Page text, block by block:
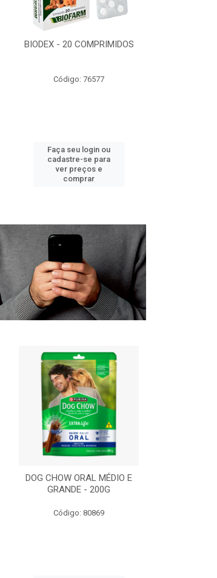
BIODEX - 20 COMPRIMIDOS
Código: 76577
Faça seu login ou
cadastre-se para
ver preços e
comprar
DOG CHOW ORAL MÉDIO E
GRANDE - 200G
Código: 80869